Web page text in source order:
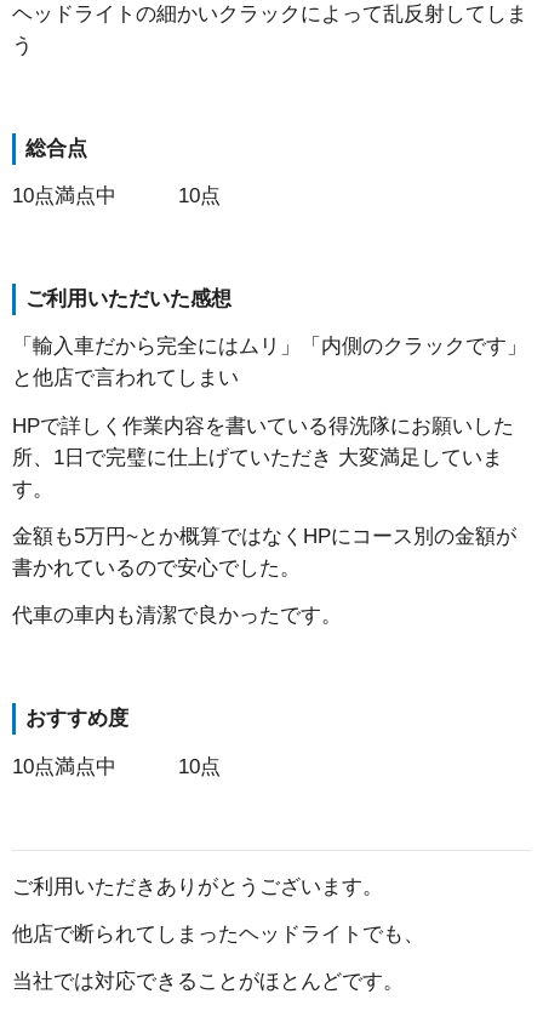
ヘッドライトの細かいクラックによって乱反射してしま
う
総合点
10点満点中 10点
ご利用いただいた感想
「輸入車だから完全にはムリ」「内側のクラックです」
と他店で言われてしまい
HPで詳しく作業内容を書いている得洗隊にお願いした
所、1日で完璧に仕上げていただき 大変満足していま
す。
金額も5万円~とか概算ではなくHPにコース別の金額が
書かれているので安心でした。
代車の車内も清潔で良かったです。
おすすめ度
10点満点中 10点
ご利用いただきありがとうございます。
他店で断られてしまったヘッドライトでも、
当社では対応できることがほとんどです。